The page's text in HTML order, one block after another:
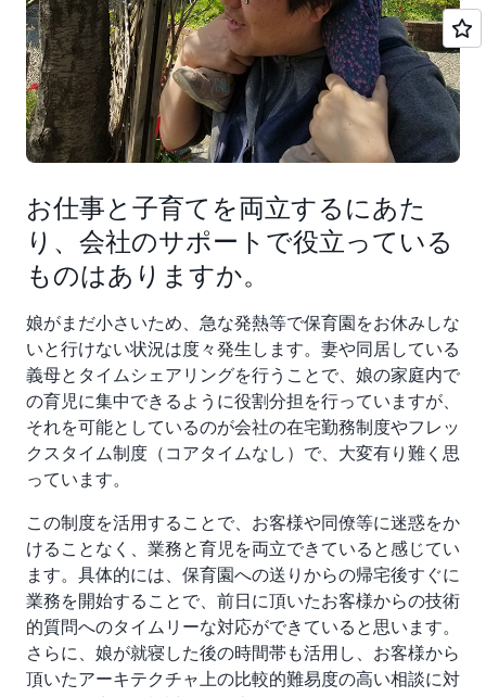
お仕事と子育てを両立するにあた
り、会社のサポートで役立っている
ものはありますか。
娘がまだ小さいため、急な発熱等で保育園をお休みしな
いと行けない状況は度々発生します。妻や同居している
義母とタイムシェアリングを行うことで、娘の家庭内で
の育児に集中できるように役割分担を行っていますが、
それを可能としているのが会社の在宅勤務制度やフレッ
クスタイム制度（コアタイムなし）で、大変有り難く思
っています。
この制度を活用することで、お客様や同僚等に迷惑をか
けることなく、業務と育児を両立できていると感じてい
ます。具体的には、保育園への送りからの帰宅後すぐに
業務を開始することで、前日に頂いたお客様からの技術
的質問へのタイムリーな対応ができていると思います。
さらに、娘が就寝した後の時間帯も活用し、お客様から
頂いたアーキテクチャ上の比較的難易度の高い相談に対